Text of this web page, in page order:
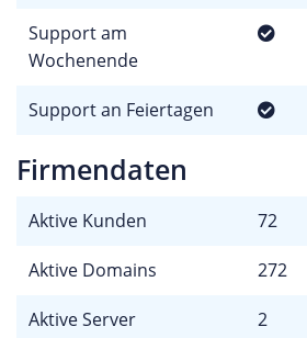
Support am
Wochenende
Support an Feiertagen
Firmendaten
Aktive Kunden 72
Aktive Domains 272
Aktive Server 2